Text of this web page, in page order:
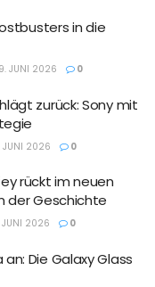
in die
JUNI 2026 0
zurück: Sony mit
JUNI 2026 0
rückt im neuen
der Geschichte
JUNI 2026 0
Die Galaxy Glass